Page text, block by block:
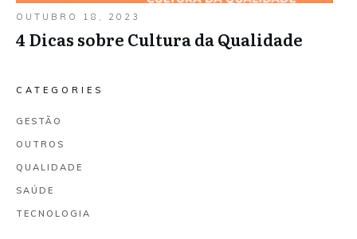
OUTUBRO 18, 2023
4 Dicas sobre Cultura da Qualidade
CATEGORIES
GESTÃO
OUTROS
QUALIDADE
SAÚDE
TECNOLOGIA